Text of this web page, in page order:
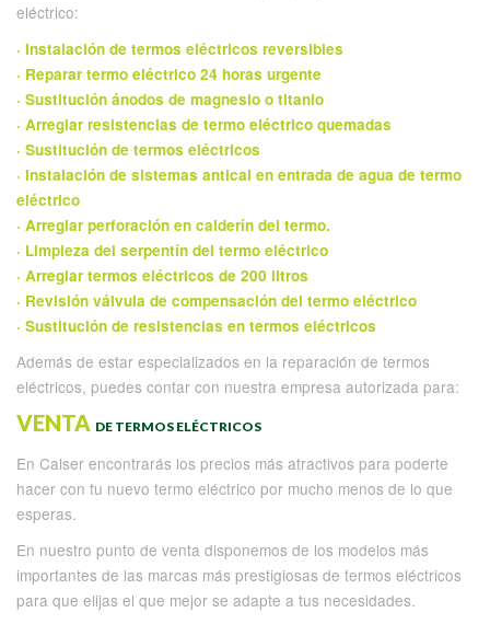
eléctrico:
· Instalación de termos eléctricos reversibles
· Reparar termo eléctrico 24 horas urgente
· Sustitución ánodos de magnesio o titanio
· Arreglar resistencias de termo eléctrico quemadas
· Sustitución de termos eléctricos
· Instalación de sistemas antical en entrada de agua de termo
eléctrico
· Arreglar perforación en calderín del termo.
· Limpieza del serpentín del termo eléctrico
· Arreglar termos eléctricos de 200 litros
· Revisión válvula de compensación del termo eléctrico
· Sustitución de resistencias en termos eléctricos
Además de estar especializados en la reparación de termos
eléctricos, puedes contar con nuestra empresa autorizada para:
VENTA DE TERMOS ELÉCTRICOS
En Calser encontrarás los precios más atractivos para poderte
hacer con tu nuevo termo eléctrico por mucho menos de lo que
esperas.
En nuestro punto de venta disponemos de los modelos más
importantes de las marcas más prestigiosas de termos eléctricos
para que elijas el que mejor se adapte a tus necesidades.